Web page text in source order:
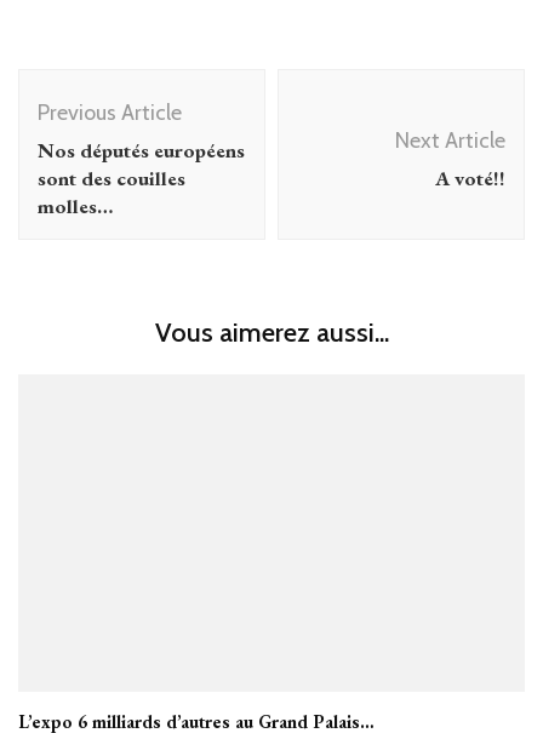
Navigation
Previous Article
Nos députés européens
sont des couilles
molles…
Next Article
A voté!!
Vous aimerez aussi...
L’expo 6 milliards d’autres au Grand Palais…